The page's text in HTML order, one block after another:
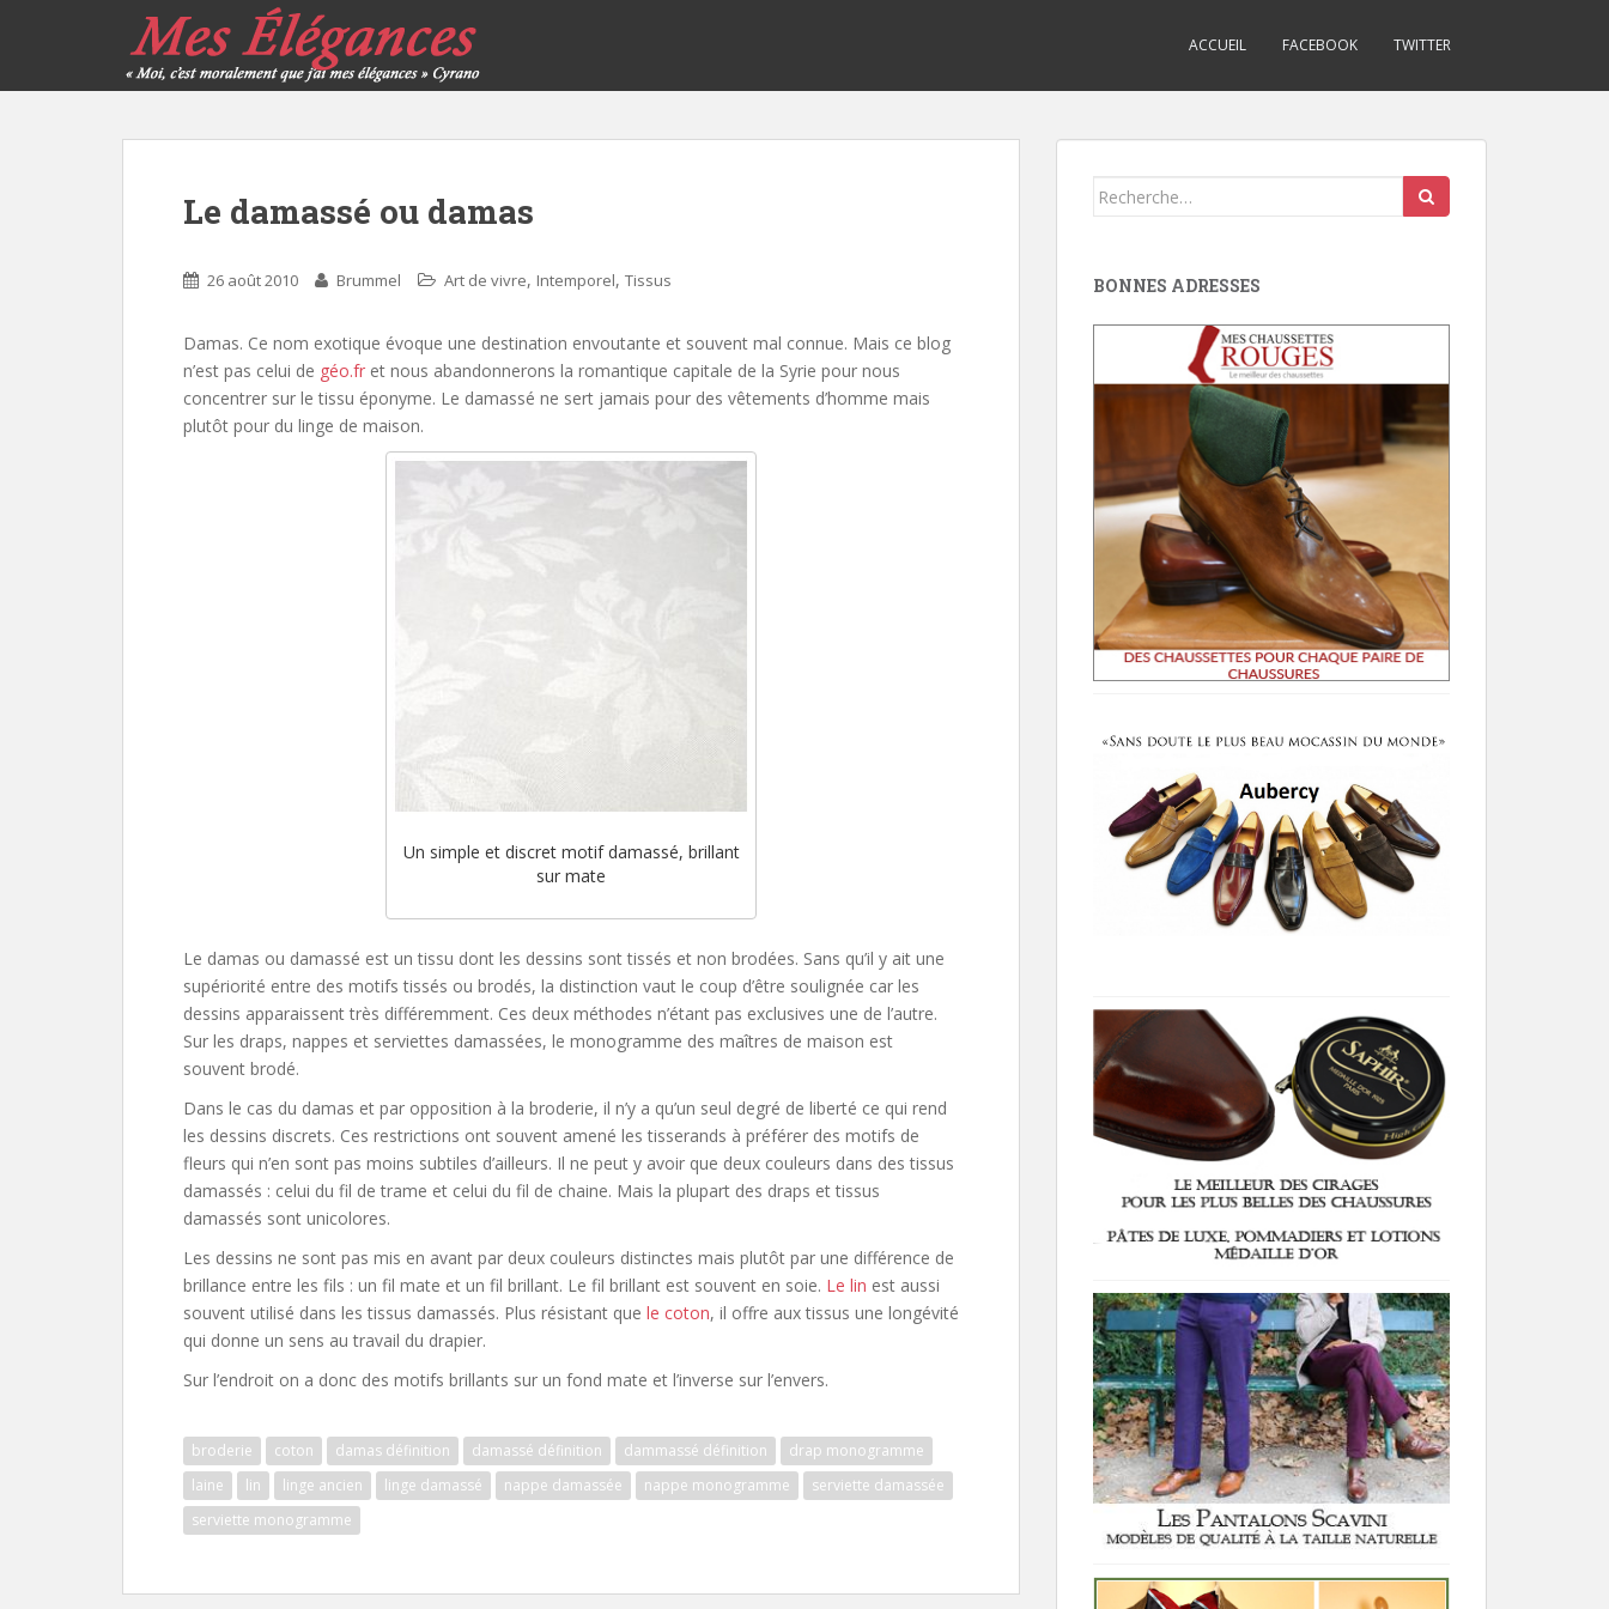
ACCUEIL FACEBOOK TWITTER
Le damassé ou damas
26 août 2010 Brummel Art de vivre, Intemporel, Tissus
Damas. Ce nom exotique évoque une destination envoutante et souvent mal connue. Mais ce blog
n’est pas celui de géo.fr et nous abandonnerons la romantique capitale de la Syrie pour nous
concentrer sur le tissu éponyme. Le damassé ne sert jamais pour des vêtements d’homme mais
plutôt pour du linge de maison.
Un simple et discret motif damassé, brillant
sur mate
Le damas ou damassé est un tissu dont les dessins sont tissés et non brodées. Sans qu’il y ait une
supériorité entre des motifs tissés ou brodés, la distinction vaut le coup d’être soulignée car les
dessins apparaissent très différemment. Ces deux méthodes n’étant pas exclusives une de l’autre.
Sur les draps, nappes et serviettes damassées, le monogramme des maîtres de maison est
souvent brodé.
Dans le cas du damas et par opposition à la broderie, il n’y a qu’un seul degré de liberté ce qui rend
les dessins discrets. Ces restrictions ont souvent amené les tisserands à préférer des motifs de
fleurs qui n’en sont pas moins subtiles d’ailleurs. Il ne peut y avoir que deux couleurs dans des tissus
damassés : celui du fil de trame et celui du fil de chaine. Mais la plupart des draps et tissus
damassés sont unicolores.
Les dessins ne sont pas mis en avant par deux couleurs distinctes mais plutôt par une différence de
brillance entre les fils : un fil mate et un fil brillant. Le fil brillant est souvent en soie. Le lin est aussi
souvent utilisé dans les tissus damassés. Plus résistant que le coton, il offre aux tissus une longévité
qui donne un sens au travail du drapier.
Sur l’endroit on a donc des motifs brillants sur un fond mate et l’inverse sur l’envers.
broderie coton damas définition damassé définition dammassé définition
drap monogramme
laine
lin linge ancien linge damassé nappe damassée nappe monogramme
serviette damassée
serviette monogramme
Search
BONNES ADRESSES